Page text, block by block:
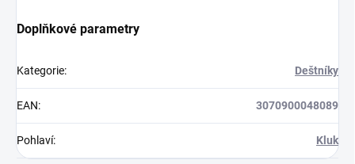
Doplňkové parametry
Kategorie: Deštníky
EAN: 3070900048089
Pohlaví: Kluk